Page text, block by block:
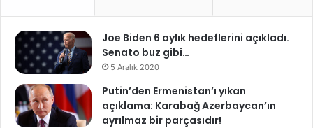
Joe Biden 6 aylık hedeflerini açıkladı.
Senato buz gibi…
5 Aralık 2020
Putin’den Ermenistan’ı yıkan
açıklama: Karabağ Azerbaycan’ın
ayrılmaz bir parçasıdır!